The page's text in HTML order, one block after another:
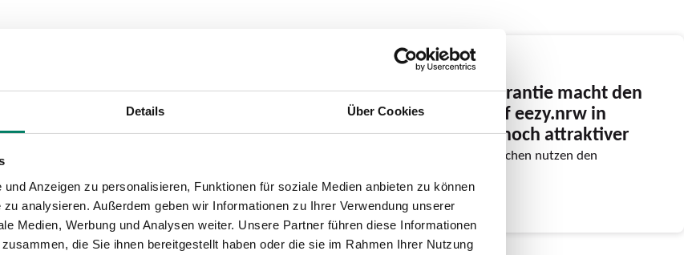
Details Über Cookies
Anzeigen zu personalisieren, Funktionen für soziale Medien anbieten zu können
analysieren. Außerdem geben wir Informationen zu Ihrer Verwendung unserer
Medien, Werbung und Analysen weiter. Unsere Partner führen diese Informationen
die Sie ihnen bereitgestellt haben oder die sie im Rahmen Ihrer Nutzung
„Klüngelköpp“
06.01.2026
Neue Preisgarantie macht den
digitalen Tarif eezy.nrw in
diesem Jahr noch attraktiver
Immer mehr Menschen nutzen den
WEITERLESEN